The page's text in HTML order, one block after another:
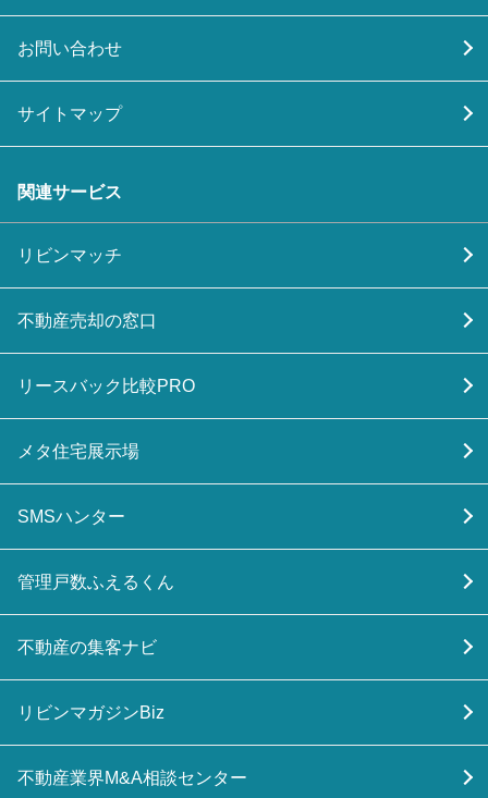
お問い合わせ
サイトマップ
関連サービス
リビンマッチ
不動産売却の窓口
リースバック比較PRO
メタ住宅展示場
SMSハンター
管理戸数ふえるくん
不動産の集客ナビ
リビンマガジンBiz
不動産業界M&A相談センター